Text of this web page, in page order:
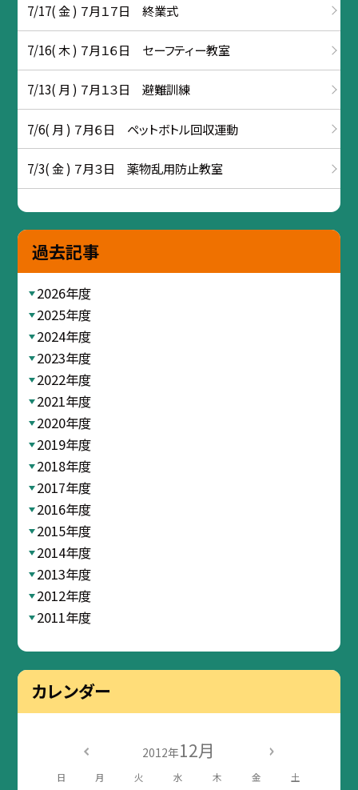
7/17( 金 ) ７月１７日 終業式
7/16( 木 ) ７月１６日 セーフティー教室
7/13( 月 ) ７月１３日 避難訓練
7/6( 月 ) ７月６日 ペットボトル回収運動
7/3( 金 ) ７月３日 薬物乱用防止教室
過去記事
2026年度
2025年度
2024年度
2023年度
2022年度
2021年度
2020年度
2019年度
2018年度
2017年度
2016年度
2015年度
2014年度
2013年度
2012年度
2011年度
カレンダー
2012年12月
日 月 火 水 木 金 土